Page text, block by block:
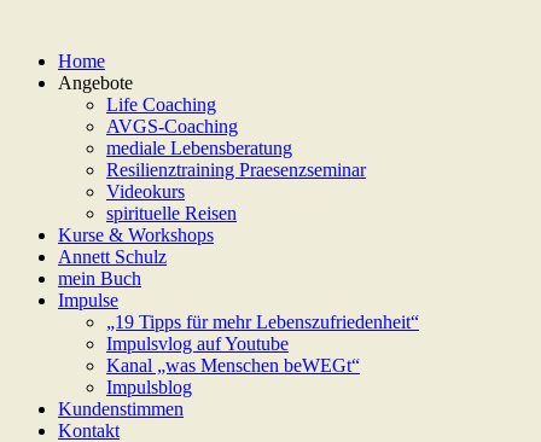
Home
Angebote
Life Coaching
AVGS-Coaching
mediale Lebensberatung
Resilienztraining Praesenzseminar
Videokurs
spirituelle Reisen
Kurse & Workshops
Annett Schulz
mein Buch
Impulse
„19 Tipps für mehr Lebenszufriedenheit“
Impulsvlog auf Youtube
Kanal „was Menschen beWEGt“
Impulsblog
Kundenstimmen
Kontakt